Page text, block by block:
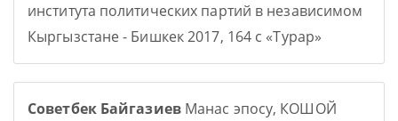
института политических партий в независимом
Кыргызстане - Бишкек 2017, 164 с «Турар»
Советбек БайгазиевМанас эпосу, КОШОЙ